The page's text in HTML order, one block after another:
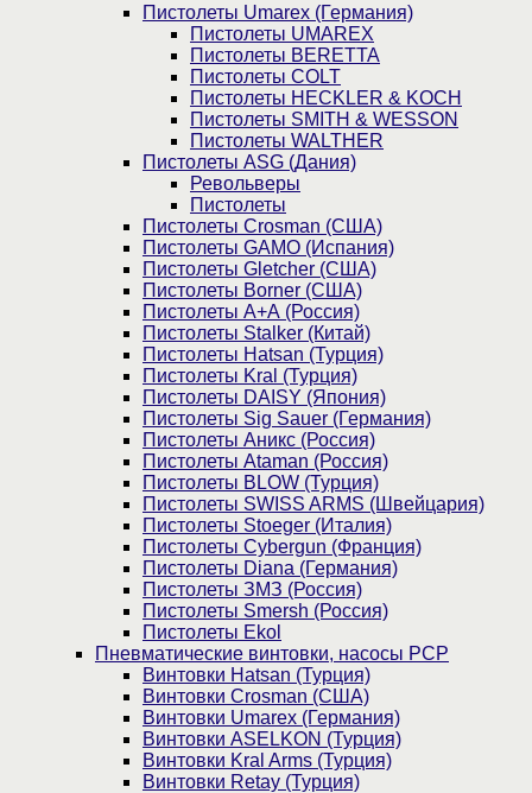
Пистолеты Umarex (Германия)
Пистолеты UMAREX
Пистолеты BERETTA
Пистолеты COLT
Пистолеты HECKLER & KOCH
Пистолеты SMITH & WESSON
Пистолеты WALTHER
Пистолеты ASG (Дания)
Револьверы
Пистолеты
Пистолеты Crosman (США)
Пистолеты GAMO (Испания)
Пистолеты Gletcher (США)
Пистолеты Borner (США)
Пистолеты А+А (Россия)
Пистолеты Stalker (Китай)
Пистолеты Hatsan (Турция)
Пистолеты Kral (Турция)
Пистолеты DAISY (Япония)
Пистолеты Sig Sauer (Германия)
Пистолеты Аникс (Россия)
Пистолеты Ataman (Россия)
Пистолеты BLOW (Турция)
Пистолеты SWISS ARMS (Швейцария)
Пистолеты Stoeger (Италия)
Пистолеты Cybergun (Франция)
Пистолеты Diana (Германия)
Пистолеты ЗМЗ (Россия)
Пистолеты Smersh (Россия)
Пистолеты Ekol
Пневматические винтовки, насосы PCP
Винтовки Hatsan (Турция)
Винтовки Crosman (США)
Винтовки Umarex (Германия)
Винтовки ASELKON (Турция)
Винтовки Kral Arms (Турция)
Винтовки Retay (Турция)